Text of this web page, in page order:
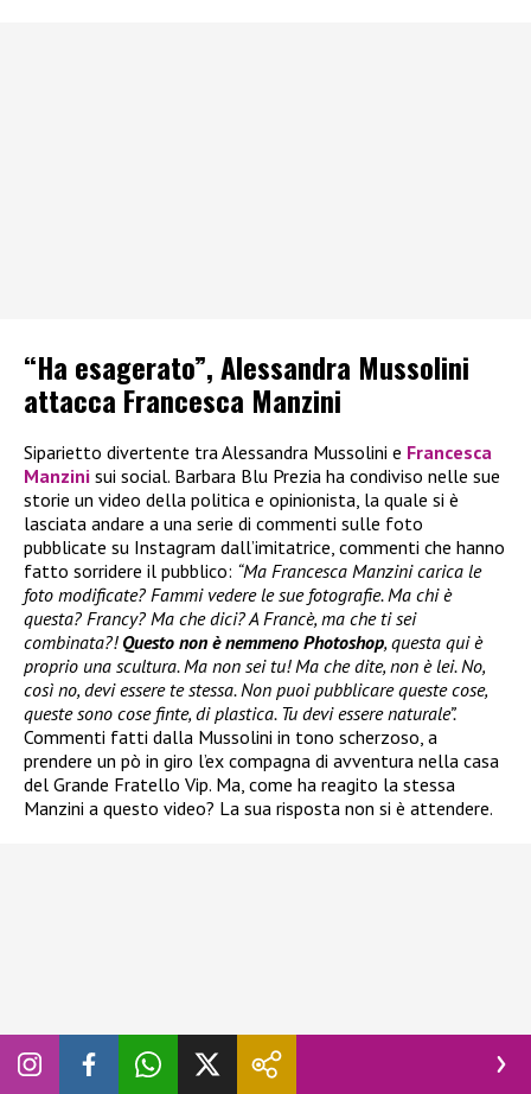
“Ha esagerato”, Alessandra Mussolini
attacca Francesca Manzini
Siparietto divertente tra Alessandra Mussolini e Francesca
Manzini sui social. Barbara Blu Prezia ha condiviso nelle sue
storie un video della politica e opinionista, la quale si è
lasciata andare a una serie di commenti sulle foto
pubblicate su Instagram dall’imitatrice, commenti che hanno
fatto sorridere il pubblico: “Ma Francesca Manzini carica le
foto modificate? Fammi vedere le sue fotografie. Ma chi è
questa? Francy? Ma che dici? A Francè, ma che ti sei
combinata?! Questo non è nemmeno Photoshop, questa qui è
proprio una scultura. Ma non sei tu! Ma che dite, non è lei. No,
così no, devi essere te stessa. Non puoi pubblicare queste cose,
queste sono cose finte, di plastica. Tu devi essere naturale”.
Commenti fatti dalla Mussolini in tono scherzoso, a
prendere un pò in giro l’ex compagna di avventura nella casa
del Grande Fratello Vip. Ma, come ha reagito la stessa
Manzini a questo video? La sua risposta non si è attendere.